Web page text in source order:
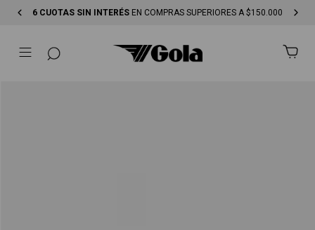
6 CUOTAS SIN INTERÉS EN COMPRAS SUPERIORES A $150.000